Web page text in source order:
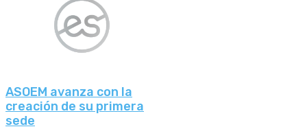
ASOEM avanza con la
creación de su primera
sede